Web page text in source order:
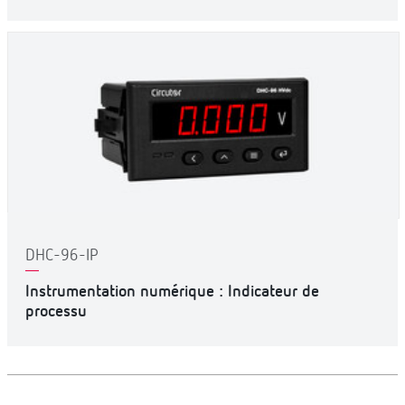
DHC-96-IP
Instrumentation numérique : Indicateur de
processu